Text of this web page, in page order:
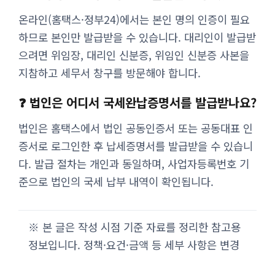
온라인(홈택스·정부24)에서는 본인 명의 인증이 필요
하므로 본인만 발급받을 수 있습니다. 대리인이 발급받
으려면 위임장, 대리인 신분증, 위임인 신분증 사본을
지참하고 세무서 창구를 방문해야 합니다.
❓ 법인은 어디서 국세완납증명서를 발급받나요?
법인은 홈택스에서 법인 공동인증서 또는 공동대표 인
증서로 로그인한 후 납세증명서를 발급받을 수 있습니
다. 발급 절차는 개인과 동일하며, 사업자등록번호 기
준으로 법인의 국세 납부 내역이 확인됩니다.
※ 본 글은 작성 시점 기준 자료를 정리한 참고용
정보입니다. 정책·요건·금액 등 세부 사항은 변경